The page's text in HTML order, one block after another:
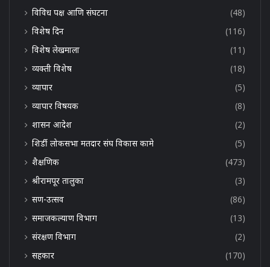
विविध पक्ष आणि संघटना
(48)
विशेष दिन
(116)
विशेष लेखमाला
(11)
व्यक्ती विशेष
(18)
व्यापार
(5)
व्यापार विषयक
(8)
शासन आदेश
(2)
शिर्डी लोकसभा मतदार संघ विकास कामे
(5)
शैक्षणिक
(473)
श्रीरामपूर तालुका
(3)
सण-उत्सव
(86)
समाजकल्याण विभाग
(13)
संरक्षण विभाग
(2)
सहकार
(170)